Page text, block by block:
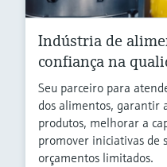
Indústria de
confiança na
Seu parceiro para
dos alimentos, garantir
produtos, melhorar a
promover iniciativas de
orçamentos limitados.